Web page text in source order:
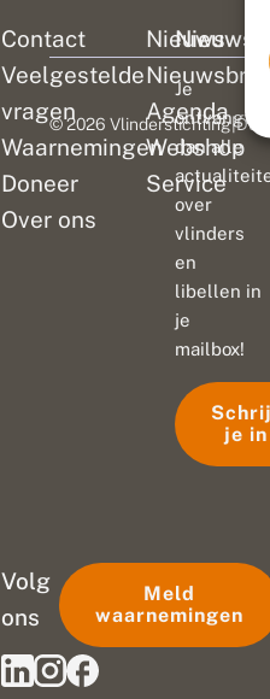
Contact
Veelgestelde
vragen
Waarnemingen
Doneer
Over ons
Nieuws
Agenda
Webshop
Service
Je
ontvangt
dan alle
over
vlinders
en
libellen in
je
mailbox!
je in
Volg
ons
Meld
waarnemingen
© 2026 Vlinderstichting|